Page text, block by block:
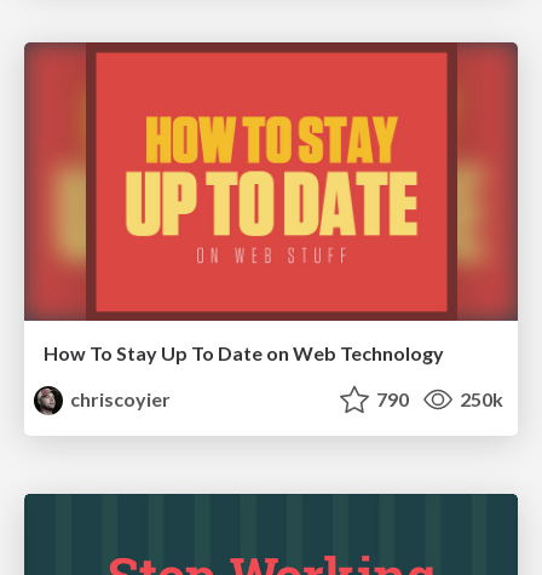
How To Stay Up To Date on Web Technology
chriscoyier
790 250k